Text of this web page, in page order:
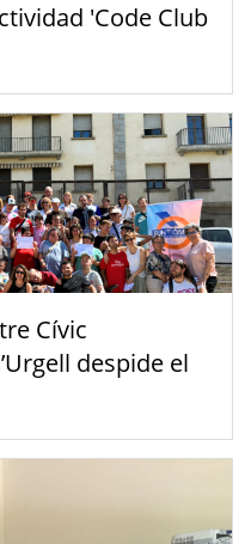
'Code Club
Cívic
despide el